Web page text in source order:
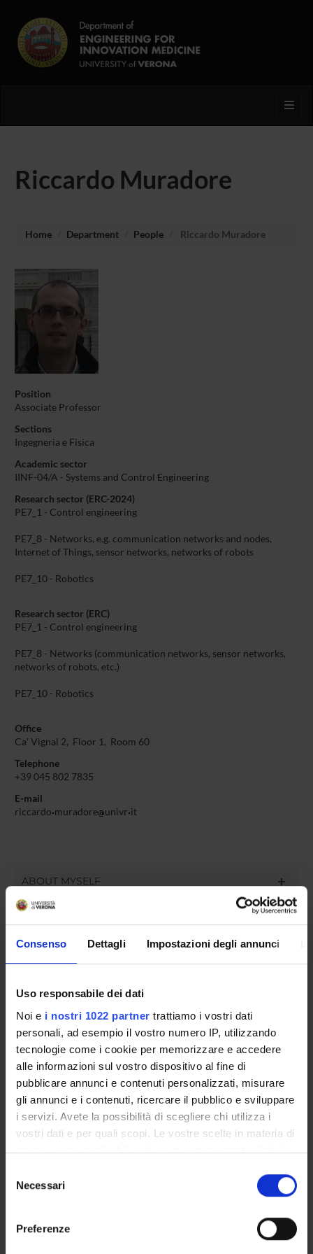
Consenso Dettagli Impostazioni degli annunci
Uso responsabile dei dati
Noi e i nostri 1022 partner trattiamo i vostri dati
personali, ad esempio il vostro numero IP, utilizzando
tecnologie come i cookie per memorizzare e accedere
alle informazioni sul vostro dispositivo al fine di
pubblicare annunci e contenuti personalizzati, misurare
gli annunci e i contenuti, ricercare il pubblico e sviluppare
i servizi. Avete la possibilità di scegliere chi utilizza i
vostri dati e per quali scopi. Le vostre scelte in materia di
privacy sono applicabili solo su questa proprietà digitale
modificare o revocare il proprio consenso in qualsiasi
momento dalla Dichiarazione sui cookie o facendo clic
delNecessari
Preferenze
Riccardo Muradore
Home Department People Riccardo Muradore
Position
Associate Professor
Sections
Ingegneria e Fisica
Academic sector
IINF-04/A - Systems and Control Engineering
Research sector (ERC-2024)
PE7_1 - Control engineering
PE7_8 - Networks, e.g. communication networks and nodes,
Internet of Things, sensor networks, networks of robots
PE7_10 - Robotics
Research sector (ERC)
PE7_1 - Control engineering
PE7_8 - Networks (communication networks, sensor networks,
networks of robots, etc.)
PE7_10 - Robotics
Office
Ca' Vignal 2, Floor 1, Room 60
Telephone
+39 045 802 7835
E-mail
riccardo muradore univr it
ABOUT MYSELF
TEACHING
THIRD MISSION
PUBLICATIONS
ASSIGNMENTS
ORGANIZZAZIONE
UFFICI E STRUTTURE DI SERVIZIO